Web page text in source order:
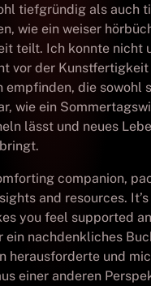
tiefgründig als auch
wie ein weiser
teilt. Ich konnte nicht
vor der Kunstfertigkeit
empfinden, die sowohl
wie ein
lässt und neues
companion,
and resources.
you feel supported
ein nachdenkliches
herausforderte und
einer anderen